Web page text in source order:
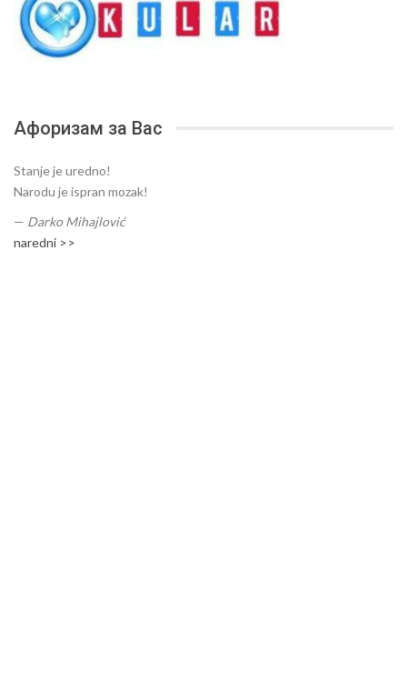
Афоризам за Вас
Stanje je uredno!
Narodu je ispran mozak!
— Darko Mihajlović
naredni >>